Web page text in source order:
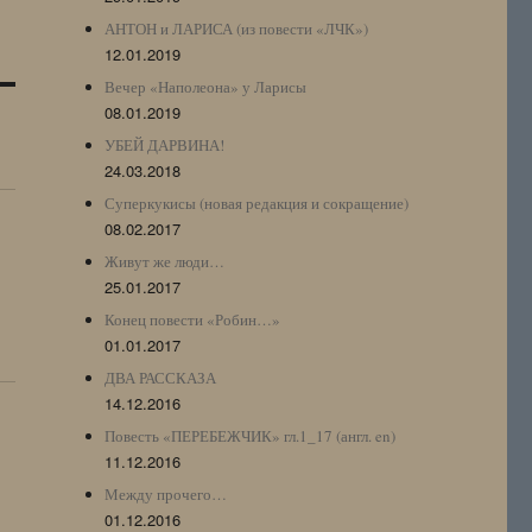
АНТОН и ЛАРИСА (из повести «ЛЧК»)
12.01.2019
Вечер «Наполеона» у Ларисы
08.01.2019
УБЕЙ ДАРВИНА!
24.03.2018
Суперкукисы (новая редакция и сокращение)
08.02.2017
Живут же люди…
25.01.2017
Конец повести «Робин…»
01.01.2017
ДВА РАССКАЗА
14.12.2016
Повесть «ПЕРЕБЕЖЧИК» гл.1_17 (англ. en)
11.12.2016
Между прочего…
01.12.2016